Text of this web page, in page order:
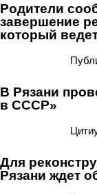
Родители
завершение
который
В Рязани
в СССР»
Для
Рязани ждет